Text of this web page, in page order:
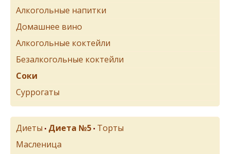
Алкогольные напитки
Домашнее вино
Алкогольные коктейли
Безалкогольные коктейли
Соки
Суррогаты
Диеты • Диета №5 • Торты
Масленица